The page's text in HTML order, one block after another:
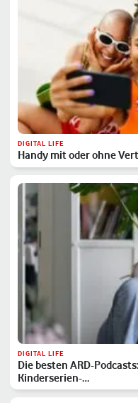
DIGITAL LIFE
Handy mit oder ohne
DIGITAL LIFE
Die besten ARD-
Kinderserien-…